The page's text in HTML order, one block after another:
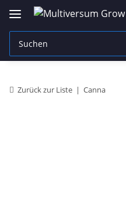
Zurück zur Liste Canna